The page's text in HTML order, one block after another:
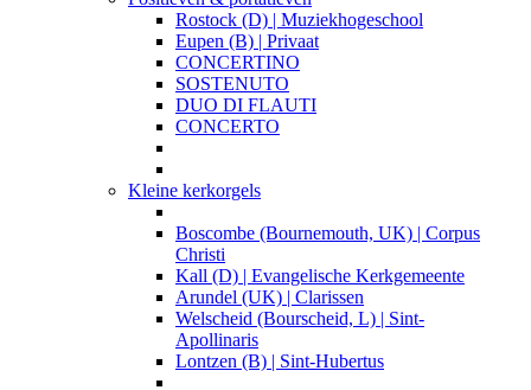
Rostock (D) | Muziekhogeschool
Eupen (B) | Privaat
CONCERTINO
SOSTENUTO
DUO DI FLAUTI
CONCERTO
Kleine kerkorgels
Boscombe (Bournemouth, UK) | Corpus
Christi
Kall (D) | Evangelische Kerkgemeente
Arundel (UK) | Clarissen
Welscheid (Bourscheid, L) | Sint-
Apollinaris
Lontzen (B) | Sint-Hubertus